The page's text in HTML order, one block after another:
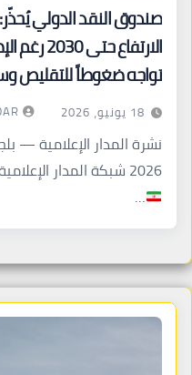
صندوق النقد الدولي
تواجه ضغوطاً للتقليص
18 يونيو، 2026
2026 شبكة المدار الإعلامية الأوروبية
…